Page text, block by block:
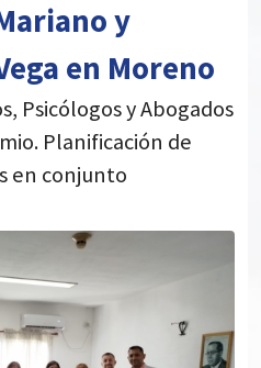
y
en Moreno
Psicólogos y Abogados
Planificación de
en conjunto